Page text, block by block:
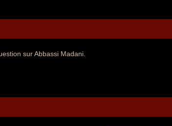
sur Abbassi Madani.